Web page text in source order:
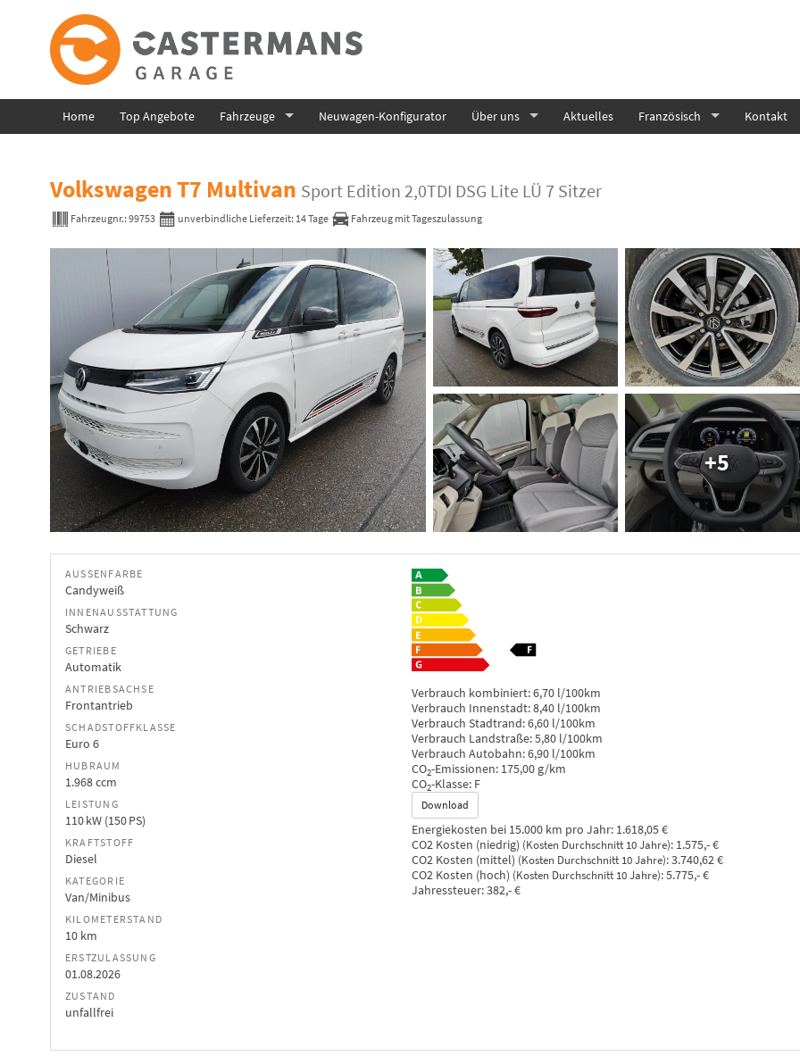
Home Top Angebote Fahrzeuge Neuwagen-Konfigurator Über uns Aktuelles Französisch Kontakt
Volkswagen T7 Multivan Sport Edition 2,0TDI DSG Lite LÜ 7 Sitzer
Fahrzeugnr.: 99753 unverbindliche Lieferzeit: 14 Tage Fahrzeug mit Tageszulassung
+5
AUSSENFARBE
Candyweiß
INNENAUSSTATTUNG
Schwarz
GETRIEBE
Automatik
ANTRIEBSACHSE
Frontantrieb
SCHADSTOFFKLASSE
Euro 6
HUBRAUM
1.968 ccm
LEISTUNG
110 kW (150 PS)
KRAFTSTOFF
Diesel
KATEGORIE
Van/Minibus
KILOMETERSTAND
10 km
ERSTZULASSUNG
01.08.2026
ZUSTAND
unfallfrei
Verbrauch kombiniert:6,70 l/100km
Verbrauch Innenstadt:8,40 l/100km
Verbrauch Stadtrand:6,60 l/100km
Verbrauch Landstraße:5,80 l/100km
Verbrauch Autobahn:6,90 l/100km
CO2-Emissionen: 175,00 g/km
CO2-Klasse: F
Download
Energiekosten bei 15.000 km pro Jahr: 1.618,05 €
CO2 Kosten (niedrig) (Kosten Durchschnitt 10 Jahre): 1.575,- €
CO2 Kosten (mittel) (Kosten Durchschnitt 10 Jahre):3.740,62 €
CO2 Kosten (hoch) (Kosten Durchschnitt 10 Jahre):5.775,- €
Jahressteuer:382,- €